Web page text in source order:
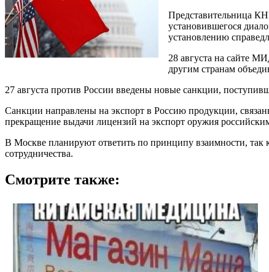
Представительница
установившегося
установлению
28 августа на сайте
другим странам
27 августа против России введены новые санкции,
Санкции направлены на экспорт в Россию продукции,
прекращение выдачи лицензий на экспорт оружия
В Москве планируют ответить по принципу взаимности, так
сотрудничества.
Смотрите также: